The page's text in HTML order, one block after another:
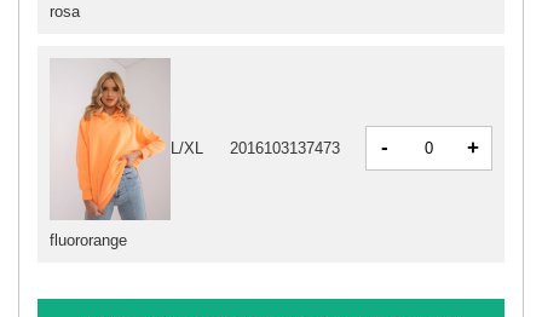
rosa
fluororange
L/XL 2016103137473 - +